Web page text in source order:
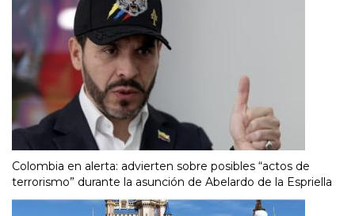
Colombia en alerta: advierten sobre posibles “actos de
terrorismo” durante la asunción de Abelardo de la Espriella